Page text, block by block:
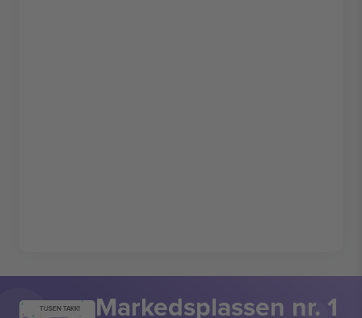
TUSEN TAKK! Markedsplassen nr. 1